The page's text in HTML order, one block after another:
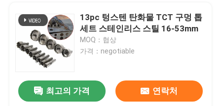
13pc 텅스텐 탄화물 TCT 구멍 톱
세트 스테인리스 스틸 16-53mm
MOQ：협상
가격：negotiable
최고의 가격 연락처